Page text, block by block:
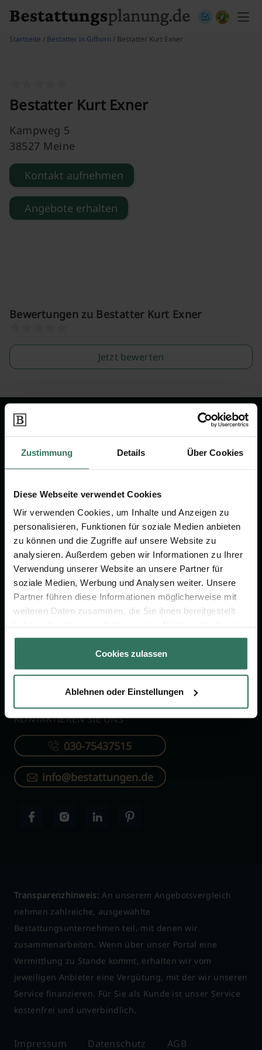
Zustimmung Details Über Cookies
Diese Webseite verwendet Cookies
Wir verwenden Cookies, um Inhalte und Anzeigen zu
personalisieren, Funktionen für soziale Medien anbieten
zu können und die Zugriffe auf unsere Website zu
analysieren. Außerdem geben wir Informationen zu Ihrer
Verwendung unserer Website an unsere Partner für
soziale Medien, Werbung und Analysen weiter. Unsere
Partner führen diese Informationen möglicherweise mit
weiteren Daten zusammen, die Sie ihnen bereitgestellt
gesammelt haben.
Cookies zulassen
Ablehnen oder Einstellungen
Startseite / Bestatter in Gifhorn / Bestatter Kurt Exner
Bestatter Kurt Exner
Kampweg 5
38527 Meine
Kontakt aufnehmen
Angebote erhalten
Bewertungen zu Bestatter Kurt Exner
Jetzt bewerten
Wir sind Ihr Ansprechpartner rund
um das Thema Bestattung &
Vorsorge.
Jetzt beraten lassen
FÜR SIE
Vergleich
Ratgeber
Verzeichnis
FÜR BESTATTER
Online-Portal
Kostenlos registrieren
KONTAKTIEREN SIE UNS
030-75437515
info@bestattungen.de
Transparenzhinweis: An unserem Angebotsvergleich
nehmen zahlreiche, ausgewählte
Bestattungsunternehmen teil, mit denen wir
zusammenarbeiten. Wenn über unser Portal eine
Vermittlung zu Stande kommt, erhalten wir vom
jeweiligen Anbieter eine Vergütung, mit der wir unseren
Service finanzieren. Für Sie als Kunde ist unser Service
kostenfrei und unverbindlich.
Impressum Datenschutz AGB